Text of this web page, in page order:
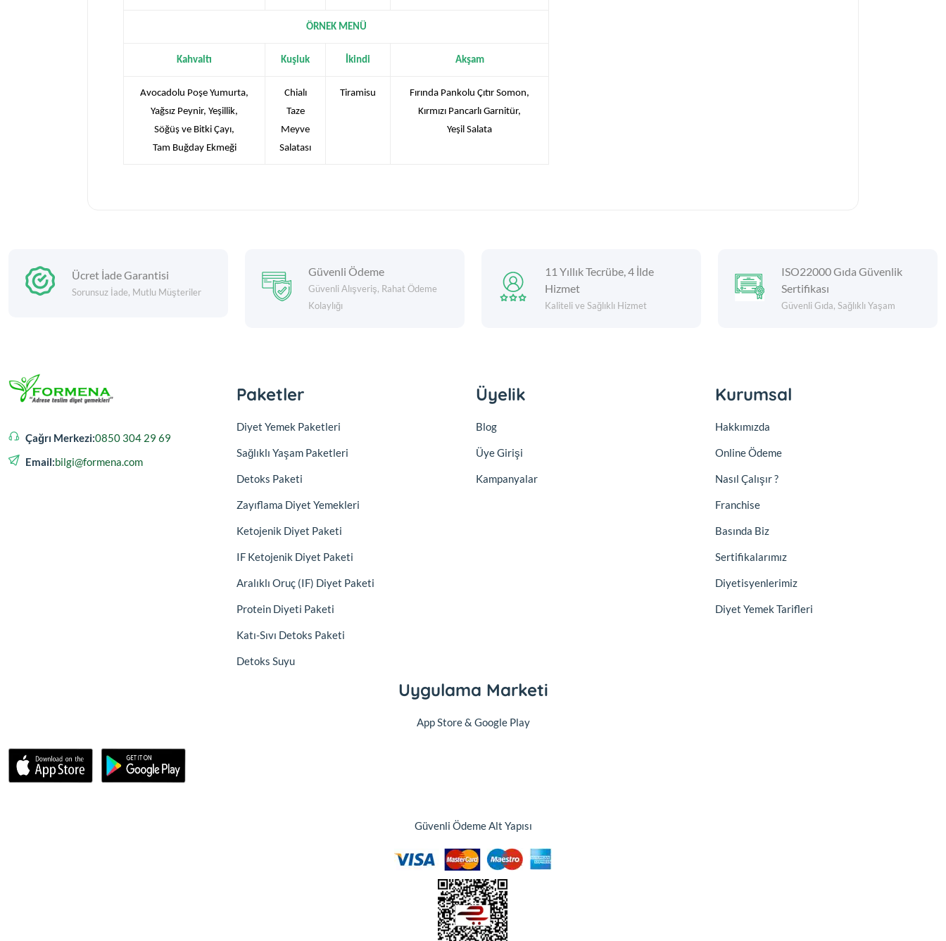
ÖRNEK MENÜ
Kahvaltı Kuşluk İkindi Akşam
Avocadolu Poşe Yumurta,
Yağsız Peynir, Yeşillik,
Söğüş ve Bitki Çayı,
Tam Buğday Ekmeği
Chialı
Taze
Meyve
Salatası
Tiramisu
Fırında Pankolu Çıtır Somon,
Kırmızı Pancarlı Garnitür,
Yeşil Salata
Ücret İade Garantisi
Sorunsuz İade, Mutlu Müşteriler
Güvenli Ödeme
Güvenli Alışveriş, Rahat Ödeme
Kolaylığı
11 Yıllık Tecrübe, 4 İlde
Hizmet
Kaliteli ve Sağlıklı Hizmet
ISO22000 Gıda Güvenlik
Sertifikası
Güvenli Gıda, Sağlıklı Yaşam
Çağrı Merkezi:0850 304 29 69
Email:bilgi@formena.com
Paketler
Diyet Yemek Paketleri
Sağlıklı Yaşam Paketleri
Detoks Paketi
Zayıflama Diyet Yemekleri
Ketojenik Diyet Paketi
IF Ketojenik Diyet Paketi
Aralıklı Oruç (IF) Diyet Paketi
Protein Diyeti Paketi
Katı-Sıvı Detoks Paketi
Detoks Suyu
Üyelik
Blog
Üye Girişi
Kampanyalar
Kurumsal
Hakkımızda
Online Ödeme
Nasıl Çalışır ?
Franchise
Basında Biz
Sertifikalarımız
Diyetisyenlerimiz
Diyet Yemek Tarifleri
Uygulama Marketi
App Store & Google Play
Güvenli Ödeme Alt Yapısı